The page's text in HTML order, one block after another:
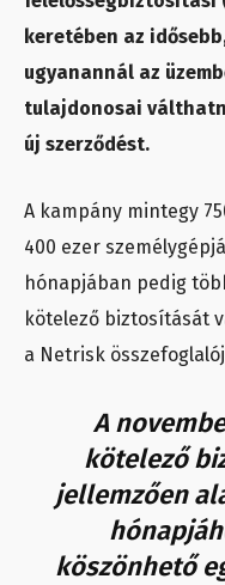
keretében az
ugyanannál az
tulajdonosai
új szerződést.
A kampány mintegy
400 ezer
hónapjában pedig
kötelező biztosítását
a Netrisk
A
kötelező
jellemzően
köszönhető